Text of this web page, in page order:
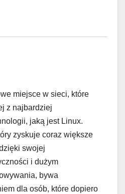
miejsce w sieci, które
z najbardziej
jaką jest Linux.
zyskuje coraz większe
swojej
i dużym
bywa
dla osób, które dopiero